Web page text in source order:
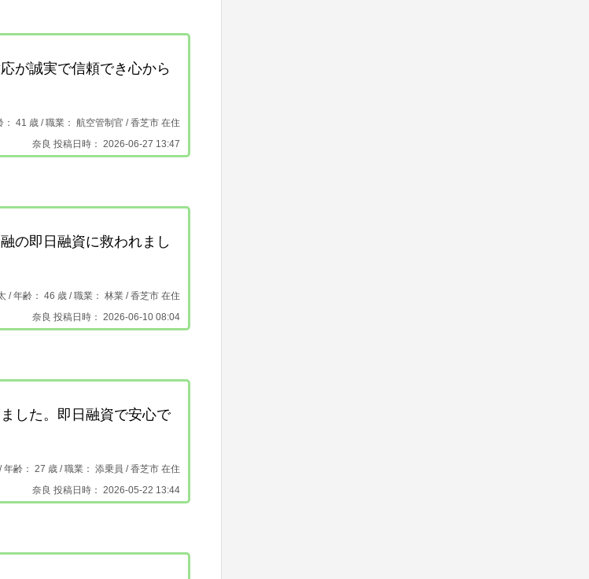
が誠実で信頼でき心から
： 41 歳 / 職業： 航空管制官 /香芝市 在住
奈良 投稿日時： 2026-06-27 13:47
の即日融資に救われまし
/年齢： 46 歳 / 職業： 林業 /香芝市 在住
奈良 投稿日時： 2026-06-10 08:04
した。即日融資で安心で
年齢： 27 歳 / 職業： 添乗員 /香芝市 在住
奈良 投稿日時： 2026-05-22 13:44